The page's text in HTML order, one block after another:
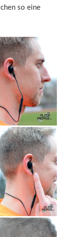
so eine